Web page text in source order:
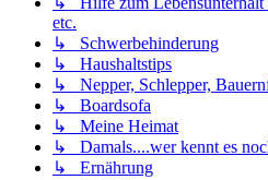
etc.
↳ Schwerbehinderung
↳ Haushaltstips
↳ Nepper, Schlepper,
↳ Boardsofa
↳ Meine Heimat
↳ Damals....wer kennt es
↳ Ernährung